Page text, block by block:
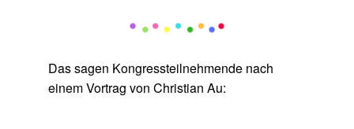
Das sagen Kongressteilnehmende nach
einem Vortrag von Christian Au: